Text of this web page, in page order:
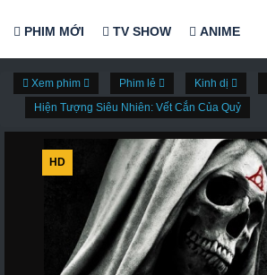
PHIM MỚI TV SHOW ANIME
Xem phim Phim lẻ Kinh dị
Hiện Tượng Siêu Nhiên: Vết Cắn Của Quỷ
HD